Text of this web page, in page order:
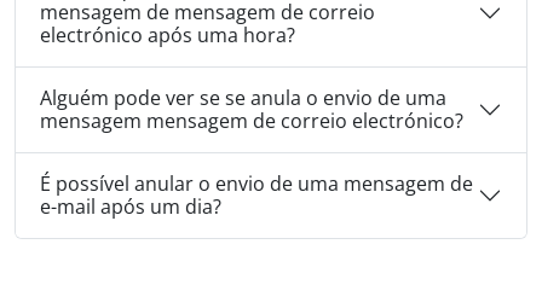
mensagem de mensagem de correio
electrónico após uma hora?
Alguém pode ver se se anula o envio de uma
mensagem mensagem de correio electrónico?
É possível anular o envio de uma mensagem de
e-mail após um dia?